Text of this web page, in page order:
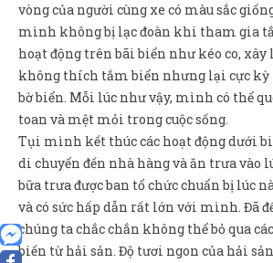
vòng của người cùng xe có màu sắc
mình không bị lạc đoàn khi tham gia
hoạt động trên bãi biển như kéo co,
không thích tắm biển nhưng lại cực
bờ biển. Mỗi lúc như vậy, mình có thể
toan và mệt mỏi trong cuộc sống.
Tụi mình kết thúc các hoạt động dưới
di chuyển đến nhà hàng và ăn trưa vào
bữa trưa được ban tổ chức chuẩn bị lúc
và có sức hấp dẫn rất lớn với mình. Đã
chúng ta chắc chắn không thể bỏ qua
biến từ hải sản. Độ tươi ngon của hải sản